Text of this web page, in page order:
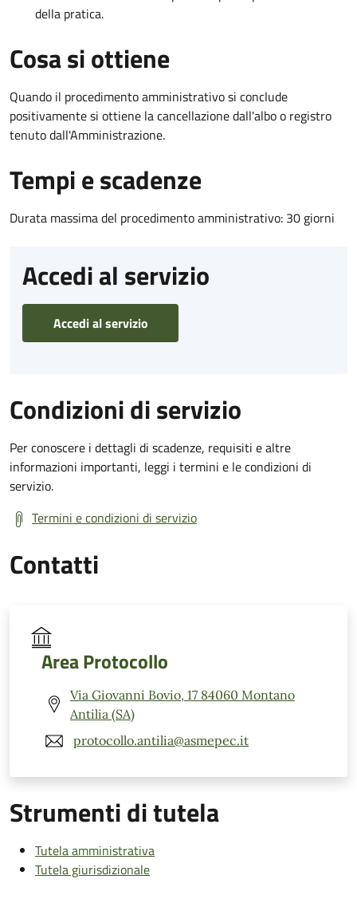
della pratica.
Cosa si ottiene
Quando il procedimento amministrativo si conclude
positivamente si ottiene la cancellazione dall'albo o registro
tenuto dall'Amministrazione.
Tempi e scadenze
Durata massima del procedimento amministrativo: 30 giorni
Accedi al servizio
Accedi al servizio
Condizioni di servizio
Per conoscere i dettagli di scadenze, requisiti e altre
informazioni importanti, leggi i termini e le condizioni di
servizio.
Termini e condizioni di servizio
Contatti
Area Protocollo
Via Giovanni Bovio, 17 84060 Montano
Antilia (SA)
protocollo.antilia@asmepec.it
Strumenti di tutela
Tutela amministrativa
Tutela giurisdizionale